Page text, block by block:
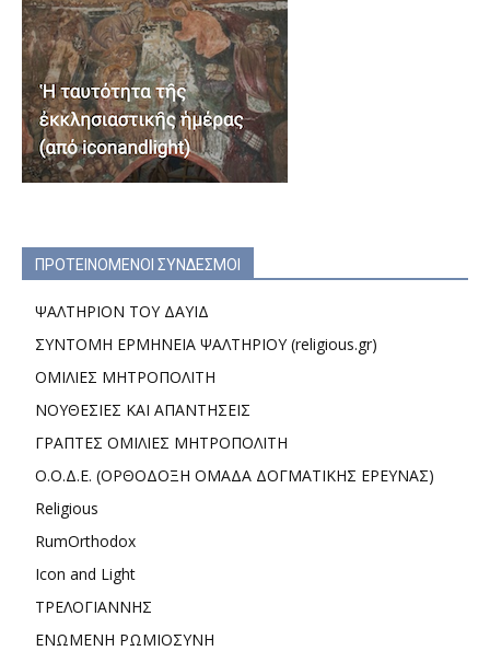
ΠΡΟΤΕΙΝΟΜΕΝΟΙ ΣΥΝΔΕΣΜΟΙ
ΨΑΛΤΗΡΙΟΝ ΤΟΥ ΔΑΥΙΔ
ΣΥΝΤΟΜΗ ΕΡΜΗΝΕΙΑ ΨΑΛΤΗΡΙΟΥ (religious.gr)
ΟΜΙΛΙΕΣ ΜΗΤΡΟΠΟΛΙΤΗ
ΝΟΥΘΕΣΙΕΣ ΚΑΙ ΑΠΑΝΤΗΣΕΙΣ
ΓΡΑΠΤΕΣ ΟΜΙΛΙΕΣ ΜΗΤΡΟΠΟΛΙΤΗ
Ο.Ο.Δ.Ε. (ΟΡΘΟΔΟΞΗ ΟΜΑΔΑ ΔΟΓΜΑΤΙΚΗΣ ΕΡΕΥΝΑΣ)
Religious
RumOrthodox
Icon and Light
ΤΡΕΛΟΓΙΑΝΝΗΣ
ΕΝΩΜΕΝΗ ΡΩΜΙΟΣΥΝΗ